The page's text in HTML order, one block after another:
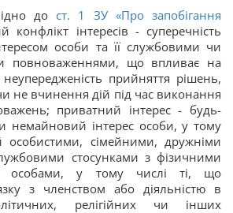
до ст. 1 ЗУ «Про запобігання
конфлікт інтересів - суперечність
особи та її службовими чи
повноваженнями, що впливає на
прийняття рішень,
не вчинення дій під час виконання
приватний інтерес - будь-
немайновий інтерес особи, у тому
особистими, сімейними, дружніми
стосунками з фізичними
особами, у тому числі ті, що
з членством або діяльністю в
релігійних чи інших